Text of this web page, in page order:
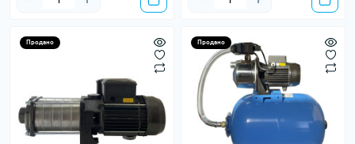
Продано Продано